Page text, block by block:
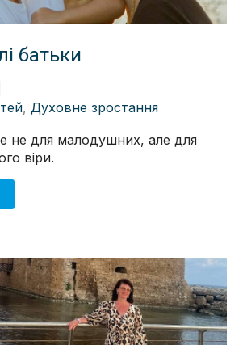
батьки
, Духовне зростання
не для малодушних, але для
віри.